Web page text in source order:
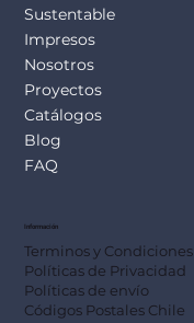
Sustentable
Impresos
Nosotros
Proyectos
Catálogos
Blog
FAQ
Información
Terminos y Condiciones
Políticas de Privacidad
Políticas de envío
Códigos Postales Chile